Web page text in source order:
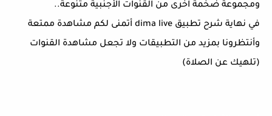
ومجموعة ضخمة اخرى من القنوات الأجنبية متنوعة..
في نهاية شرح تطبيق dima live أتمنى لكم مشاهدة ممتعة
وأنتظرونا بمزيد من التطبيقات ولا تجعل مشاهدة القنوات
(تلهيك عن الصلاة)